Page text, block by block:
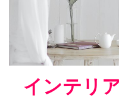
インテリ